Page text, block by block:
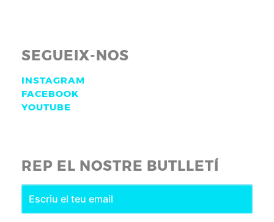
SEGUEIX-NOS
INSTAGRAM
FACEBOOK
YOUTUBE
REP EL NOSTRE BUTLLETÍ